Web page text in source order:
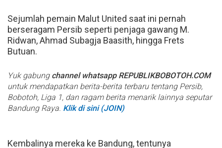
Sejumlah pemain Malut United saat ini pernah
berseragam Persib seperti penjaga gawang M.
Ridwan, Ahmad Subagja Baasith, hingga Frets
Butuan.
Yuk gabung channel whatsapp REPUBLIKBOBOTOH.COM
untuk mendapatkan berita-berita terbaru tentang Persib,
Bobotoh, Liga 1, dan ragam berita menarik lainnya seputar
Bandung Raya. Klik di sini (JOIN)
Kembalinya mereka ke Bandung, tentunya